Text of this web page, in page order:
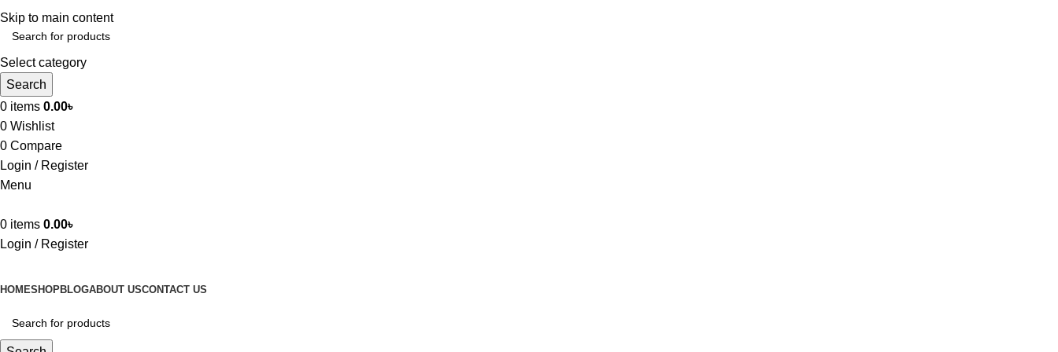
Skip to main content
Select category
Search
0 items 0.00৳
0 Wishlist
0 Compare
Login / Register
Menu
0 items 0.00৳
Login / Register
HOMESHOPBLOGABOUT USCONTACT US